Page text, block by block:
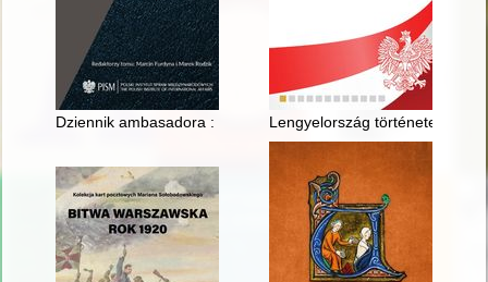
Dziennik ambasadora : Londyn 1994-1999. T. 3,
Lengyelország története 1202-